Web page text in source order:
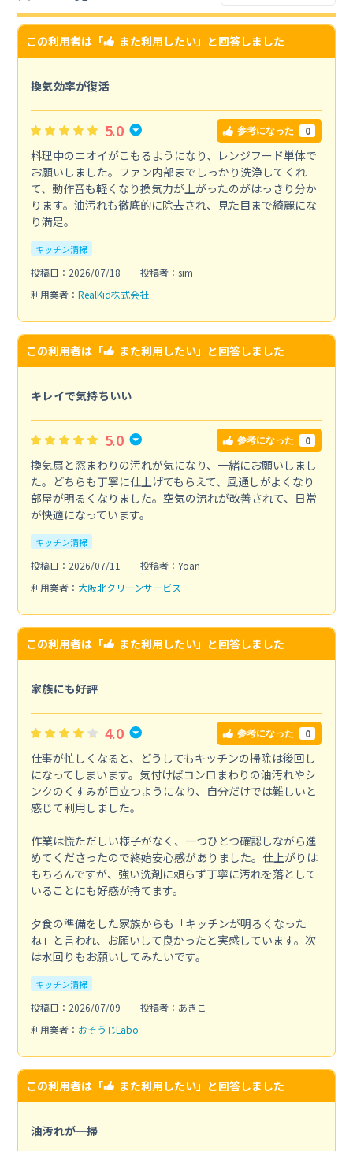
この利用者は「 また利用したい」と回答しました
換気効率が復活
5.0 参考になった 0
料理中のニオイがこもるようになり、レンジフード単体で
お願いしました。ファン内部までしっかり洗浄してくれ
て、動作音も軽くなり換気力が上がったのがはっきり分か
ります。油汚れも徹底的に除去され、見た目まで綺麗にな
り満足。
キッチン清掃
投稿日：2026/07/18
投稿者：sim
利用業者： RealKid株式会社
この利用者は「 また利用したい」と回答しました
キレイで気持ちいい
5.0 参考になった 0
換気扇と窓まわりの汚れが気になり、一緒にお願いしまし
た。どちらも丁寧に仕上げてもらえて、風通しがよくなり
部屋が明るくなりました。空気の流れが改善されて、日常
が快適になっています。
キッチン清掃
投稿日：2026/07/11
投稿者：Yoan
利用業者： 大阪北クリーンサービス
この利用者は「 また利用したい」と回答しました
家族にも好評
4.0 参考になった 0
仕事が忙しくなると、どうしてもキッチンの掃除は後回し
になってしまいます。気付けばコンロまわりの油汚れやシ
ンクのくすみが目立つようになり、自分だけでは難しいと
感じて利用しました。
作業は慌ただしい様子がなく、一つひとつ確認しながら進
めてくださったので終始安心感がありました。仕上がりは
もちろんですが、強い洗剤に頼らず丁寧に汚れを落として
いることにも好感が持てます。
夕食の準備をした家族からも「キッチンが明るくなった
ね」と言われ、お願いして良かったと実感しています。次
は水回りもお願いしてみたいです。
キッチン清掃
投稿日：2026/07/09
投稿者：あきこ
利用業者： おそうじLabo
この利用者は「 また利用したい」と回答しました
油汚れが一掃